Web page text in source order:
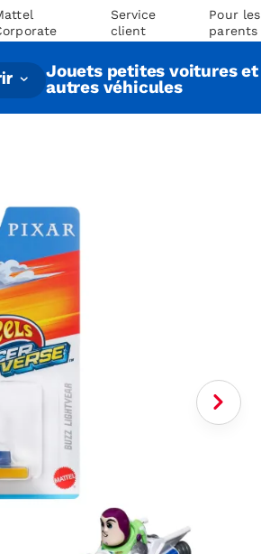
Service
client
Pour les
parents
Jouets petites voitures et
autres véhicules